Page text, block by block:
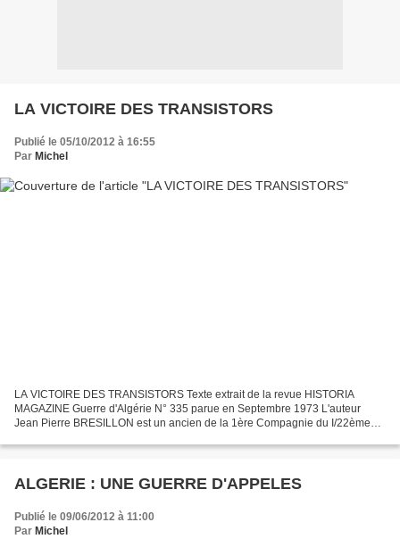
LA VICTOIRE DES TRANSISTORS
Publié le 05/10/2012 à 16:55
Par Michel
LA VICTOIRE DES TRANSISTORS Texte extrait de la revue HISTORIA
MAGAZINE Guerre d'Algérie N° 335 parue en Septembre 1973 L'auteur
Jean Pierre BRESILLON est un ancien de la 1ère Compagnie du I/22ème
ALGERIE : UNE GUERRE D'APPELES
Publié le 09/06/2012 à 11:00
Par Michel